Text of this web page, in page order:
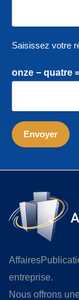
Saisissez votre
onze − quatre
entreprise.
Nous offrons